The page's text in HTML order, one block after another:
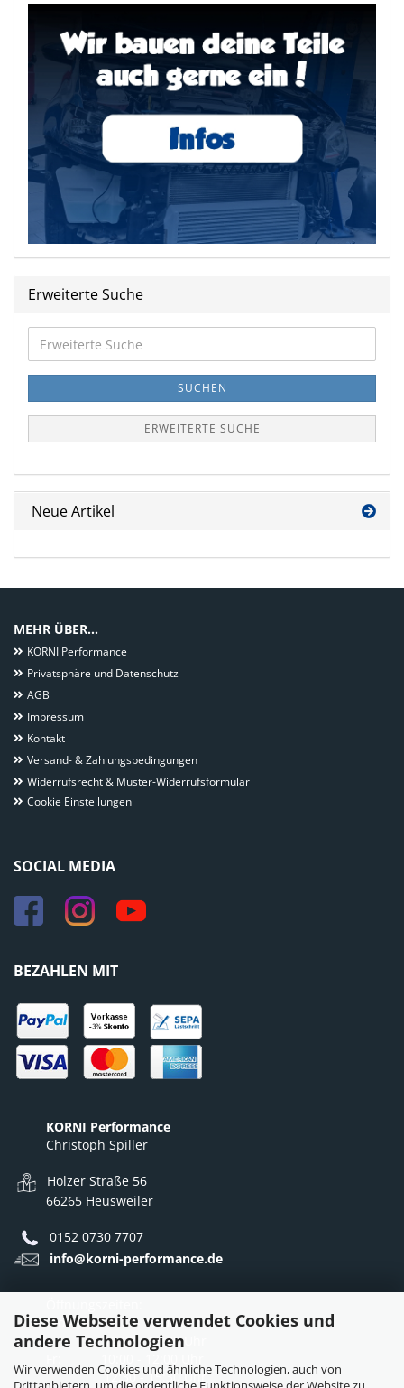
Diese Webseite verwendet Cookies und
andere Technologien
Wir verwenden Cookies und ähnliche Technologien, auch von
Erweiterte Suche
Suche
SUCHEN
ERWEITERTE SUCHE
Neue Artikel
MEHR ÜBER...
KORNI Performance
Privatsphäre und Datenschutz
AGB
Impressum
Kontakt
Versand- & Zahlungsbedingungen
Widerrufsrecht & Muster-Widerrufsformular
Cookie Einstellungen
SOCIAL MEDIA
BEZAHLEN MIT
KORNI Performance
Christoph Spiller
Holzer Straße 56
66265 Heusweiler
0152 0730 7707
info@korni-performance.de
Mo - Do: 10:00 - 12:00 Uhr
12:30 - 16:30 Uhr
12:30 - 15:30 Uhr